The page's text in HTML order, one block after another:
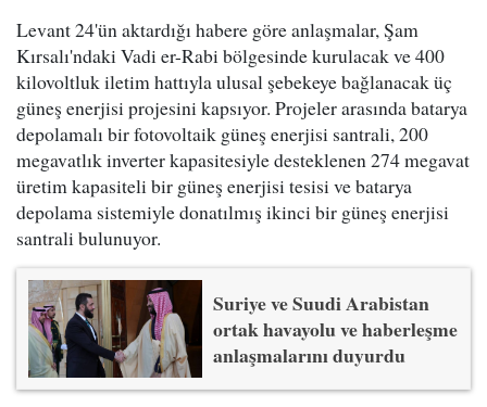
Levant 24'ün aktardığı habere göre anlaşmalar, Şam
Kırsalı'ndaki Vadi er-Rabi bölgesinde kurulacak ve 400
kilovoltluk iletim hattıyla ulusal şebekeye bağlanacak üç
güneş enerjisi projesini kapsıyor. Projeler arasında batarya
depolamalı bir fotovoltaik güneş enerjisi santrali, 200
megavatlık inverter kapasitesiyle desteklenen 274 megavat
üretim kapasiteli bir güneş enerjisi tesisi ve batarya
depolama sistemiyle donatılmış ikinci bir güneş enerjisi
santrali bulunuyor.
Suriye ve Suudi Arabistan
ortak havayolu ve haberleşme
anlaşmalarını duyurdu